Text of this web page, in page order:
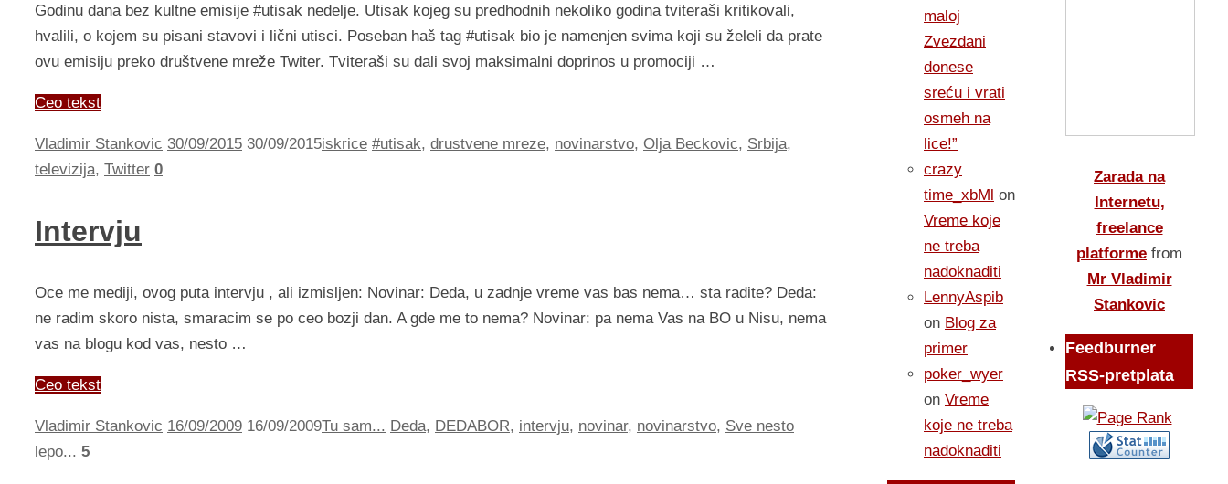
Godinu dana bez kultne emisije #utisak nedelje. Utisak kojeg su predhodnih nekoliko godina tviteraši kritikovali,
hvalili, o kojem su pisani stavovi i lični utisci. Poseban haš tag #utisak bio je namenjen svima koji su želeli da prate
ovu emisiju preko društvene mreže Twiter. Tviteraši su dali svoj maksimalni doprinos u promociji …
Ceo tekst
Vladimir Stankovic 30/09/2015 30/09/2015iskrice #utisak, drustvene mreze, novinarstvo, Olja Beckovic, Srbija,
televizija, Twitter 0
Intervju
Oce me mediji, ovog puta intervju , ali izmisljen: Novinar: Deda, u zadnje vreme vas bas nema… sta radite? Deda:
ne radim skoro nista, smaracim se po ceo bozji dan. A gde me to nema? Novinar: pa nema Vas na BO u Nisu, nema
vas na blogu kod vas, nesto …
Ceo tekst
Vladimir Stankovic 16/09/2009 16/09/2009Tu sam... Deda, DEDABOR, intervju, novinar, novinarstvo, Sve nesto
lepo... 5
maloj
Zvezdani
donese
sreću i vrati
osmeh na
lice!”
crazy
time_xbMl on
Vreme koje
ne treba
nadoknaditi
LennyAspib
on Blog za
primer
poker_wyer
on Vreme
koje ne treba
nadoknaditi
Zarada na
Internetu,
freelance
platforme from
Mr Vladimir
Stankovic
Feedburner
RSS-pretplata